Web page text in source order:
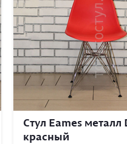
Стул Eames металл
красный